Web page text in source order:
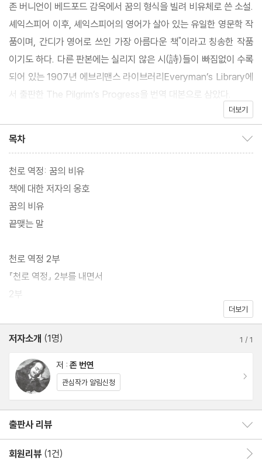
존 버니언이 베드포드 감옥에서 꿈의 형식을 빌려 비유체로 쓴 소설.
셰익스피어 이후, 셰익스피어의 영어가 살아 있는 유일한 영문학 작
품이며, 간디가 영어로 쓰인 가장 아름다운 책"이라고 칭송한 작품
이기도 하다. 다른 판본에는 실리지 않은 시(詩)들이 빠짐없이 수록
되어 있는 1907년 에브리맨스 라이브러리Everyman’s Library에
서 출판한 The Pilgrim’s Progress을 번역 대본으로 삼았다.
의 내용은 1, 2부로 나뉜다. 1부에서는 무거운 짐을 짊어진 크리스천
이 가족을 남겨둔 채 고향을 떠나 천국에 이르는 길을 가는 여정을
비유와 우화를 통해 묘사하고 있다. 천국으로 향해 걷는 그는 놀랄
만한 용기와 지혜로 여러 고난을 이겨내고 결국 천국에 이른다. 80
여 개 언어로 번역된 이 책은 기독교인이 아니더라도 각기 다른 문화
줄 것이다.
더보기
목차
천로 역정: 꿈의 비유
책에 대한 저자의 옹호
꿈의 비유
끝맺는 말
천로 역정 2부
『천로 역정』 2부를 내면서
2부
성전(聖戰)을 마치며 저자가 드리는 순례자 이야기에 대한 변호
역자 해설: 인간 영혼의 궁극적 지향점을 제시한 비유 문학의 대가,
존 버니언
존 버니언 연보
더보기
저자소개 (1명) 1 /1
저 : 존 번연
관심작가 알림신청
출판사 리뷰
회원리뷰 (1건)